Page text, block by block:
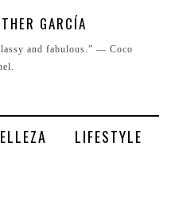
GARCÍA
and fabulous.” ― Coco
LIFESTYLE